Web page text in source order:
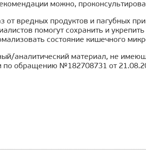
можно,
от вредных продуктов и пагубных
помогут сохранить и
состояние кишечного
аналитический материал, не
по обращению №182708731 от